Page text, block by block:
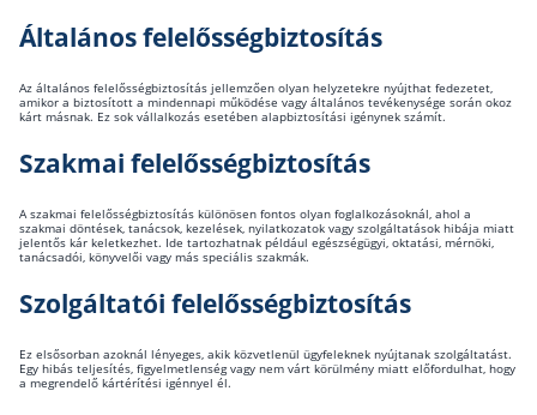
Általános felelősségbiztosítás
Az általános felelősségbiztosítás jellemzően olyan helyzetekre nyújthat fedezetet,
amikor a biztosított a mindennapi működése vagy általános tevékenysége során okoz
kárt másnak. Ez sok vállalkozás esetében alapbiztosítási igénynek számít.
Szakmai felelősségbiztosítás
A szakmai felelősségbiztosítás különösen fontos olyan foglalkozásoknál, ahol a
szakmai döntések, tanácsok, kezelések, nyilatkozatok vagy szolgáltatások hibája miatt
jelentős kár keletkezhet. Ide tartozhatnak például egészségügyi, oktatási, mérnöki,
tanácsadói, könyvelői vagy más speciális szakmák.
Szolgáltatói felelősségbiztosítás
Ez elsősorban azoknál lényeges, akik közvetlenül ügyfeleknek nyújtanak szolgáltatást.
Egy hibás teljesítés, figyelmetlenség vagy nem várt körülmény miatt előfordulhat, hogy
a megrendelő kártérítési igénnyel él.